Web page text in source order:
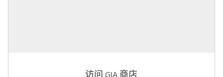
访问 GIA 商店